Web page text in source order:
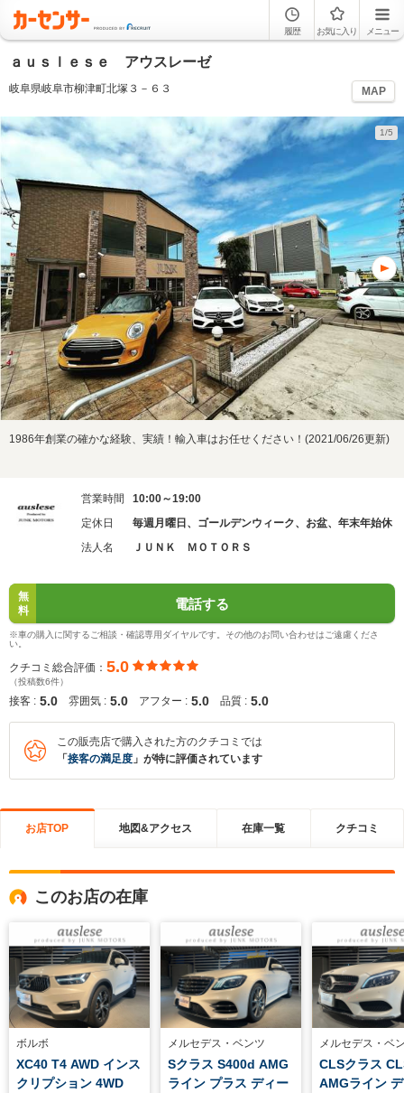
履歴 お気に入り メニュー
ａｕｓｌｅｓｅ アウスレーゼ
岐阜県岐阜市柳津町北塚３－６３ MAP
1/5
1986年創業の確かな経験、実績！輸入車はお任せください！(2021/06/26更新)
営業時間
10:00～19:00
定休日
毎週月曜日、ゴールデンウィーク、お盆、年末年始休
法人名
ＪＵＮＫ ＭＯＴＯＲＳ
無
料
電話する
※車の購入に関するご相談・確認専用ダイヤルです。その他のお問い合わせはご遠慮くださ
い。
クチコミ総合評価： 5.0
（投稿数6件）
接客 : 5.0 雰囲気 : 5.0 アフター : 5.0 品質 : 5.0
この販売店で購入された方のクチコミでは
「 接客の満足度 」が特に評価されています
お店TOP 地図&アクセス 在庫一覧 クチコミ
このお店の在庫
ボルボ
XC40 T4 AWD インス
クリプション 4WD
メルセデス・ベンツ
Sクラス S400d AMG
ライン プラス ディー
メルセデス・ベ
CLSクラス
AMGライン